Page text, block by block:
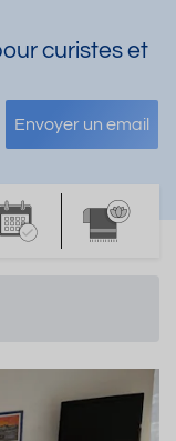
curistes et
Envoyer un email